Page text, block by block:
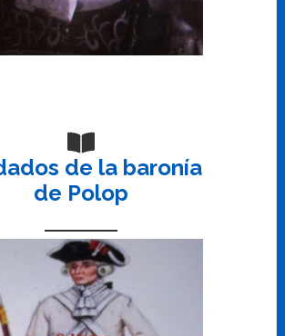
de la baronía
de Polop